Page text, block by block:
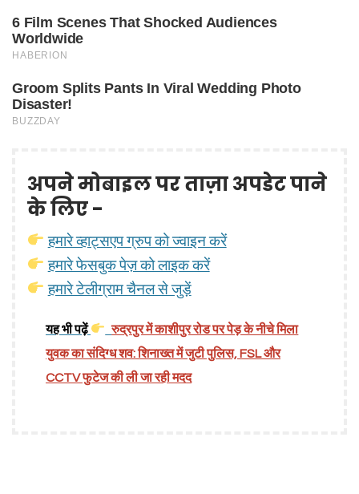
अपने मोबाइल पर ताज़ा अपडेट पाने
के लिए -
हमारे व्हाट्सएप ग्रुप को ज्वाइन करें
हमारे फेसबुक पेज़ को लाइक करें
हमारे टेलीग्राम चैनल से जुड़ें
यह भी पढ़ें
रुद्रपुर में काशीपुर रोड पर पेड़ के नीचे मिला
युवक का संदिग्ध शव: शिनाख्त में जुटी पुलिस, FSL और
CCTV फुटेज की ली जा रही मदद